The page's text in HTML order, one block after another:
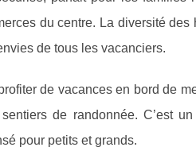
du centre. La diversité
de tous les vacanciers.
de vacances en bord de
de randonnée. C’est
pour petits et grands.